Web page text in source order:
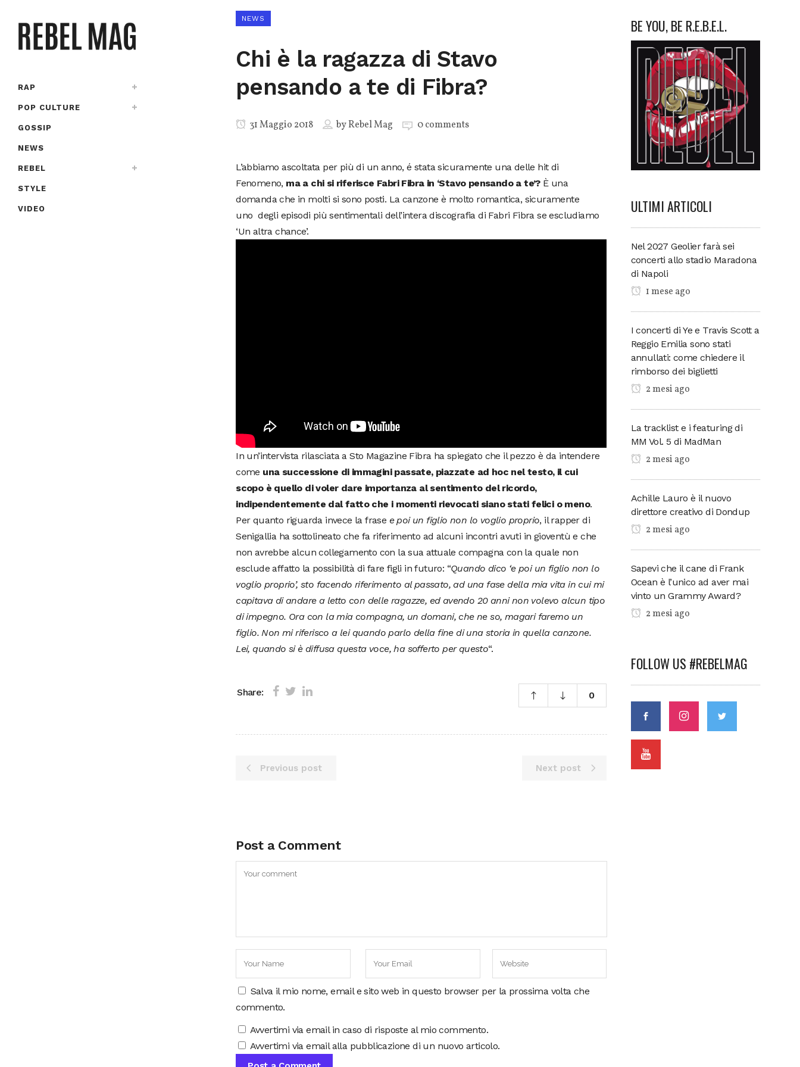
RAP
POP CULTURE
GOSSIP
NEWS
REBEL
STYLE
VIDEO
NEWS
Chi è la ragazza di Stavo
pensando a te di Fibra?
31 Maggio 2018 byRebel Mag 0 comments
L’abbiamo ascoltata per più di un anno, é stata sicuramente una delle hit di
Fenomeno, ma a chi si riferisce Fabri Fibra in ‘Stavo pensando a te’?È una
domanda che in molti si sono posti. La canzone è molto romantica, sicuramente
uno degli episodi più sentimentali dell’intera discografia di Fabri Fibra se escludiamo
‘Un altra chance’.
In un’intervista rilasciata a Sto Magazine Fibra ha spiegato che il pezzo è da intendere
come una successione di immagini passate, piazzate ad hoc nel testo, il cui
scopo è quello di voler dare importanza al sentimento del ricordo,
indipendentemente dal fatto che i momenti rievocati siano stati felici o meno.
Per quanto riguarda invece la frase e poi un figlio non lo voglio proprio, il rapper di
Senigallia ha sottolineato che fa riferimento ad alcuni incontri avuti in gioventù e che
non avrebbe alcun collegamento con la sua attuale compagna con la quale non
esclude affatto la possibilità di fare figli in futuro: “Quando dico ‘e poi un figlio non lo
voglio proprio’, sto facendo riferimento al passato, ad una fase della mia vita in cui mi
capitava di andare a letto con delle ragazze, ed avendo 20 anni non volevo alcun tipo
di impegno. Ora con la mia compagna, un domani, che ne so, magari faremo un
figlio. Non mi riferisco a lei quando parlo della fine di una storia in quella canzone.
Lei, quando si è diffusa questa voce, ha sofferto per questo“.
Share: 0
Previous post Next post
Post a Comment
Salva il mio nome, email e sito web in questo browser per la prossima volta che
commento.
Avvertimi via email in caso di risposte al mio commento.
Avvertimi via email alla pubblicazione di un nuovo articolo.
BE YOU, BE R.E.B.E.L.
ULTIMI ARTICOLI
Nel 2027 Geolier farà sei
concerti allo stadio Maradona
di Napoli
1 mese ago
I concerti di Ye e Travis Scott a
Reggio Emilia sono stati
annullati: come chiedere il
rimborso dei biglietti
2 mesi ago
La tracklist e i featuring di
MM Vol. 5 di MadMan
2 mesi ago
Achille Lauro è il nuovo
direttore creativo di Dondup
2 mesi ago
Sapevi che il cane di Frank
Ocean è l’unico ad aver mai
vinto un Grammy Award?
2 mesi ago
FOLLOW US #REBELMAG